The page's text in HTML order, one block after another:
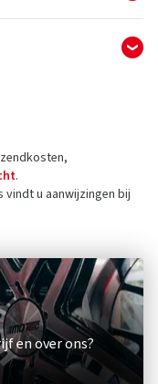
(geen
Overige
.
u aanwijzingen bij
en over ons?